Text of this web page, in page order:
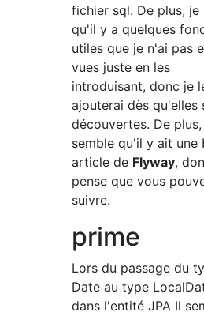
fichier sql. De plus, je
qu'il y a quelques
utiles que je n'ai pas
vues juste en les
introduisant, donc je
ajouterai dès qu'elles
découvertes. De
semble qu'il y ait une
article de Flyway,
pense que vous
suivre.
prime
Lors du passage du
Date au type
dans l'entité JPA Il